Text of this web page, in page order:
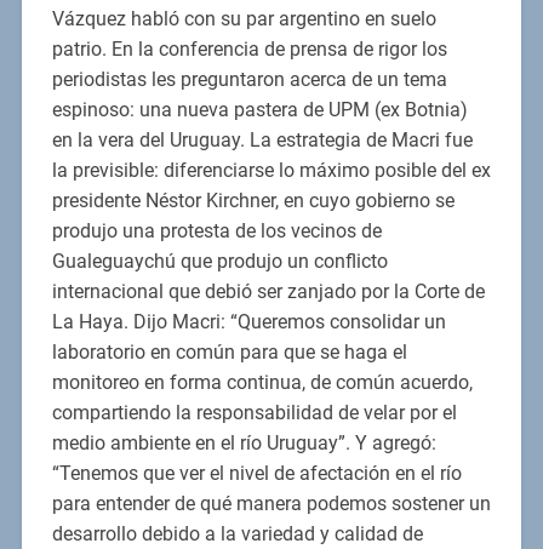
Vázquez habló con su par argentino en suelo
patrio. En la conferencia de prensa de rigor los
periodistas les preguntaron acerca de un tema
espinoso: una nueva pastera de UPM (ex Botnia)
en la vera del Uruguay. La estrategia de Macri fue
la previsible: diferenciarse lo máximo posible del ex
presidente Néstor Kirchner, en cuyo gobierno se
produjo una protesta de los vecinos de
Gualeguaychú que produjo un conflicto
internacional que debió ser zanjado por la Corte de
La Haya. Dijo Macri: “Queremos consolidar un
laboratorio en común para que se haga el
monitoreo en forma continua, de común acuerdo,
compartiendo la responsabilidad de velar por el
medio ambiente en el río Uruguay”. Y agregó:
“Tenemos que ver el nivel de afectación en el río
para entender de qué manera podemos sostener un
desarrollo debido a la variedad y calidad de